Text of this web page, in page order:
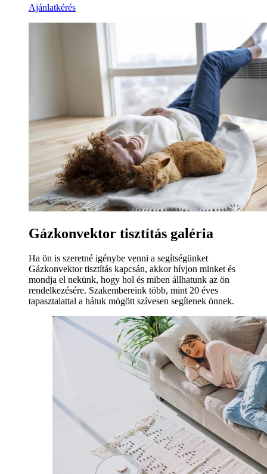
Ajánlatkérés
Gázkonvektor tisztítás galéria
Ha ön is szeretné igénybe venni a segítségünket
Gázkonvektor tisztítás kapcsán, akkor hívjon minket és
mondja el nekünk, hogy hol és miben állhatunk az ön
rendelkezésére. Szakembereink több, mint 20 éves
tapasztalattal a hátuk mögött szívesen segítenek önnek.